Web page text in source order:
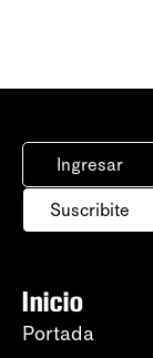
Ingresar
Suscribite
Inicio
Portada